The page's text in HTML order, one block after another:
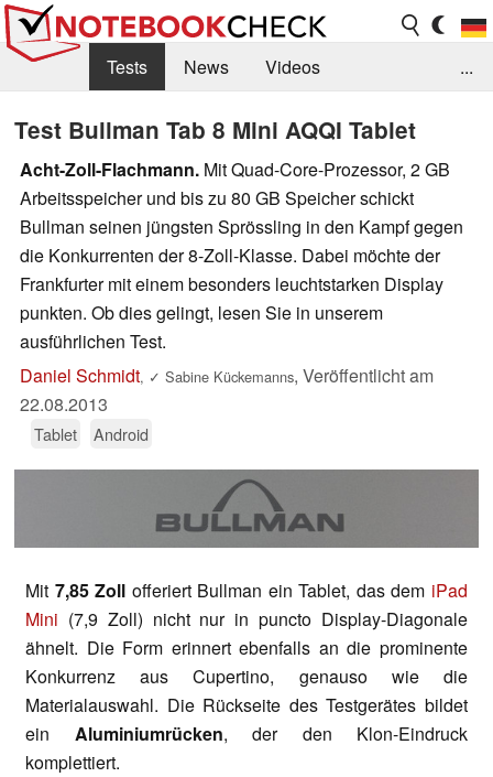
Tests News
Videos
Kaufberatung
Deals Suche
Jobs
Forum
...
Test Bullman Tab 8 Mini AQQI Tablet
Acht-Zoll-Flachmann. Mit Quad-Core-Prozessor, 2 GB
Arbeitsspeicher und bis zu 80 GB Speicher schickt
Bullman seinen jüngsten Sprössling in den Kampf gegen
die Konkurrenten der 8-Zoll-Klasse. Dabei möchte der
Frankfurter mit einem besonders leuchtstarken Display
punkten. Ob dies gelingt, lesen Sie in unserem
ausführlichen Test.
Daniel Schmidt, ✓ Sabine Kückemanns, Veröffentlicht am
22.08.2013
Tablet Android
Mit 7,85 Zoll offeriert Bullman ein Tablet, das dem iPad
Mini (7,9 Zoll) nicht nur in puncto Display-Diagonale
ähnelt. Die Form erinnert ebenfalls an die prominente
Konkurrenz aus Cupertino, genauso wie die
Materialauswahl. Die Rückseite des Testgerätes bildet
ein Aluminiumrücken, der den Klon-Eindruck
komplettiert.